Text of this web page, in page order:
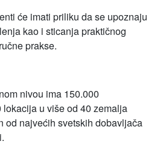
će imati priliku da se upoznaju
kao i sticanja praktičnog
prakse.
nivou ima 150.000
u više od 40 zemalja
od najvećih svetskih dobavljača